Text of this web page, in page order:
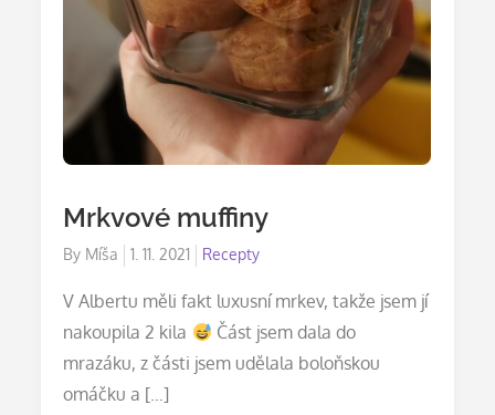
Mrkvové muffiny
By Míša
Posted
1. 11. 2021 Recepty
V Albertu měli fakt luxusní mrkev, takže jsem jí
nakoupila 2 kila
Část jsem dala do
mrazáku, z části jsem udělala boloňskou
omáčku a […]